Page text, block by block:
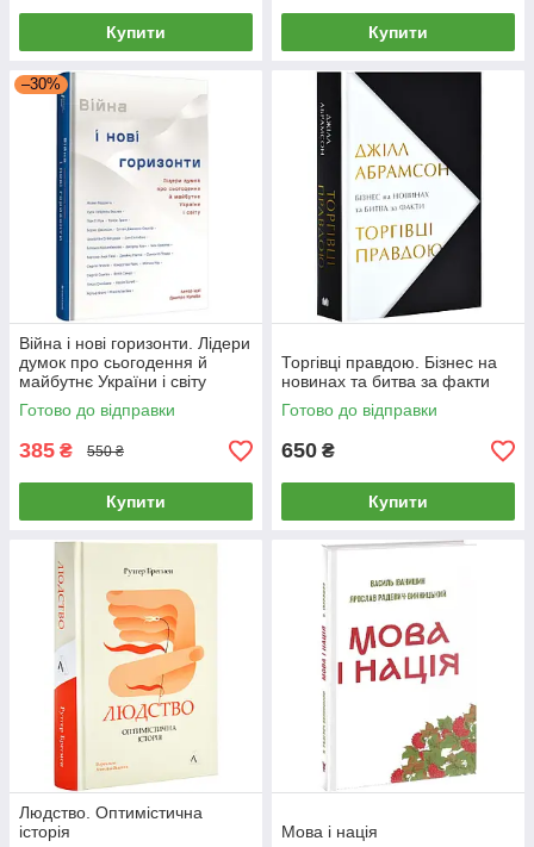
Купити Купити
–30%
Війна і нові горизонти. Лідери
думок про сьогодення й
майбутнє України і світу
Готово до відправки
385 ₴ 550 ₴
Купити
Торгівці правдою. Бізнес на
новинах та битва за факти
Готово до відправки
650 ₴
Купити
Людство. Оптимістична
історія
Мова і нація